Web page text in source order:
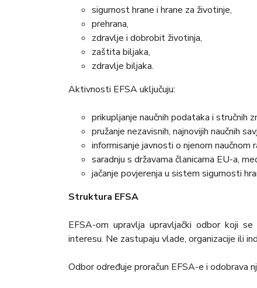
sigurnost hrane i hrane za životinje,
prehrana,
zdravlje i dobrobit životinja,
zaštita biljaka,
zdravlje biljaka.
Aktivnosti EFSA uključuju:
prikupljanje naučnih podataka i stručnih
pružanje nezavisnih, najnovijih naučnih
informisanje javnosti o njenom naučnom
saradnju s državama članicama EU-a,
jačanje povjerenja u sistem sigurnosti
Struktura EFSA
EFSA-om upravlja upravljački odbor koji
interesu. Ne zastupaju vlade, organizacije ili
Odbor određuje proračun EFSA-e i odobrava